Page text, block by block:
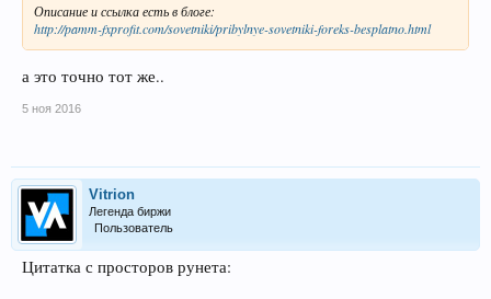
Описание и ссылка есть в блоге:
http://pamm-fxprofit.com/sovetniki/pribylnye-sovetniki-foreks-besplatno.html
а это точно тот же..
5 ноя 2016
Vitrion
Легенда биржи
Пользователь
Цитатка с просторов рунета: